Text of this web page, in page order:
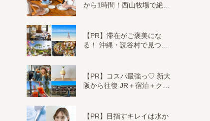
から1時間！西山牧場で絶…
【PR】滞在がご褒美にな
る！ 沖縄・読谷村で見つ…
【PR】コスパ最強っ♡ 新大
阪から往復 JR＋宿泊＋ク…
【PR】目指すキレイは水か